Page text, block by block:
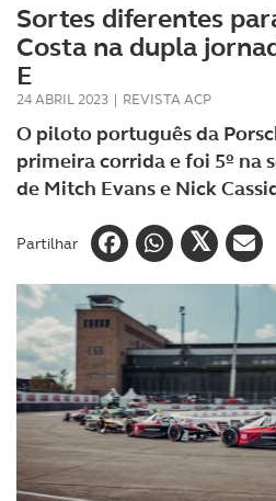
Sortes diferentes
Costa na dupla
E
24 ABRIL 2023 | REVISTA ACP
O piloto português da
primeira corrida e foi 5º na
de Mitch Evans e Nick
Partilhar